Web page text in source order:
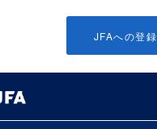
JFAへの登録